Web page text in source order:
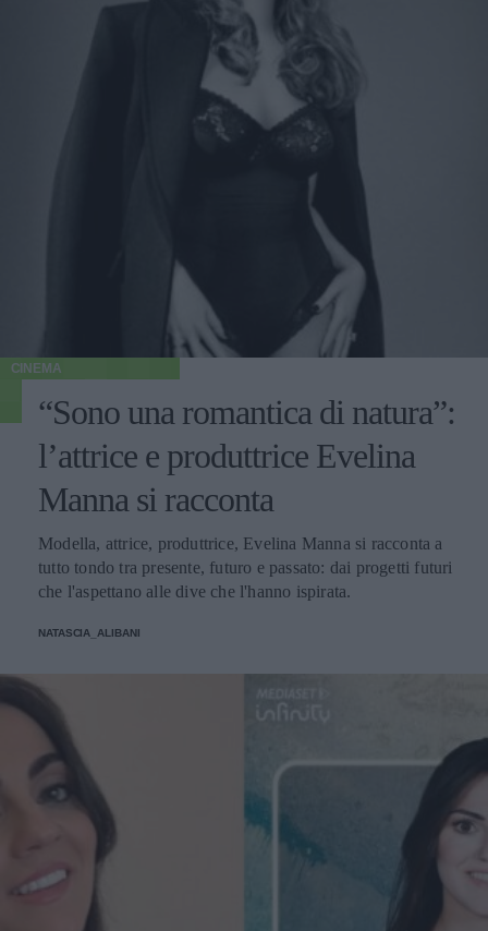
CINEMA
“Sono una romantica di natura”:
l’attrice e produttrice Evelina
Manna si racconta
Modella, attrice, produttrice, Evelina Manna si racconta a
tutto tondo tra presente, futuro e passato: dai progetti futuri
che l'aspettano alle dive che l'hanno ispirata.
NATASCIA_ALIBANI